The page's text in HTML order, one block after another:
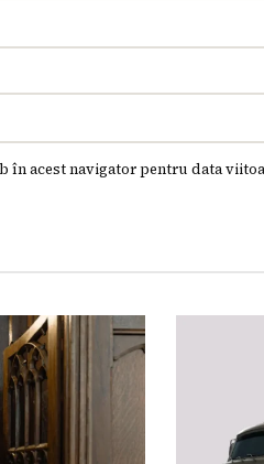
în acest navigator pentru data